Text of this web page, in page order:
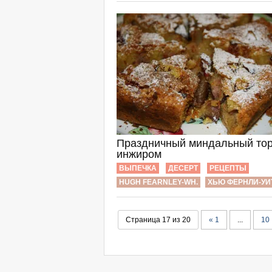
Праздничный миндальный
инжиром
ВЫПЕЧКА ДЕСЕРТ
РЕЦЕПТЫ
HUGH FEARNLEY-WH.
ХЬЮ ФЕРНЛИ-
Страница 17 из 20 « 1 ... 10